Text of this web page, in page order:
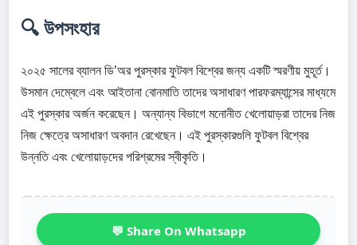
🔍 উপসংহার
২০২৫ সালের ব্যালন ডি'অর পুরস্কার ফুটবল বিশ্বের জন্য একটি স্মরণীয় মুহূর্ত।
উসমান দেম্বেলে এবং আইতানা বোনমাতি তাদের অসাধারণ পারফরম্যান্সের মাধ্যমে
এই পুরস্কার অর্জন করেছেন। অন্যান্য বিভাগে মনোনীত খেলোয়াড়রা তাদের নিজ
নিজ ক্ষেত্রে অসাধারণ অবদান রেখেছেন। এই পুরস্কারগুলি ফুটবল বিশ্বের
উন্নতি এবং খেলোয়াড়দের পরিশ্রমের স্বীকৃতি।
💬 Share On Whatsapp